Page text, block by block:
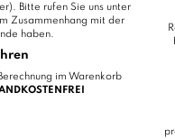
Bitte rufen Sie uns unter
Zusammenhang mit der
haben.
im Warenkorb